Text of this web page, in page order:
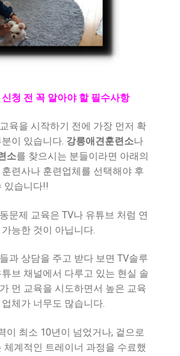
청 전 꼭 알아야 할 필수사항
육을 시작하기 전에 가장 먼저 확
이 있습니다. 강릉애견훈련소나
소를 찾으시는 분들이라면 아래의
련사나 훈련업체를 선택해야 후
있습니다!!
문제 교육은 TV나 유튜브 처럼 연
능한 것이 아닙니다.
과 상담을 주고 받다 보면 TV솔루
브 채널에서 다루고 있는 현실 솔
먼 교육을 시도하면서 높은 교육
체가 너무도 많습니다.
이 최소 10년이 넘었거나, 겉으로
체계적인 트레이너 과정을 수료했